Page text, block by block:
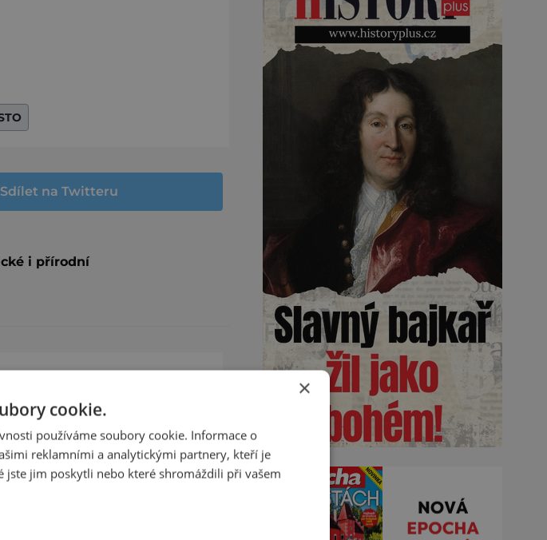
Sdílet na Twitteru
i přírodní
programem pro
do barokního Kuksu s
Galerie loutek
Hausu zve na
inspirovaných
×
cookie.
používáme soubory cookie. Informace o
reklamními a analytickými partnery, kteří je
jim poskytli nebo které shromáždili při vašem